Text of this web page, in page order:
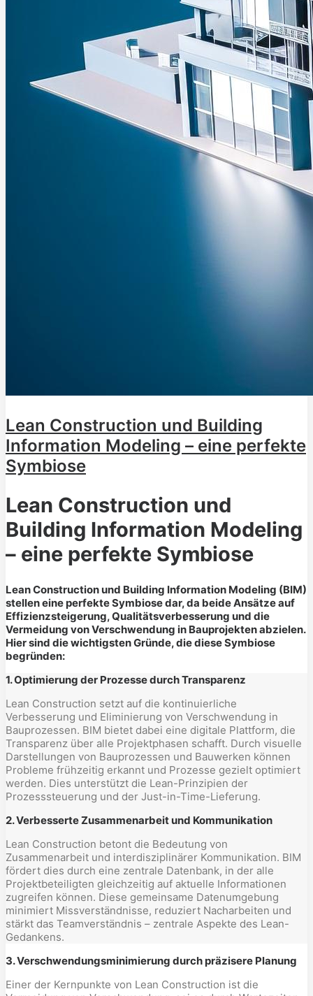
Lean Construction und Building
Information Modeling – eine perfekte
Symbiose
Lean Construction und
Building Information Modeling
– eine perfekte Symbiose
Lean Construction und Building Information Modeling (BIM)
stellen eine perfekte Symbiose dar, da beide Ansätze auf
Effizienzsteigerung, Qualitätsverbesserung und die
Vermeidung von Verschwendung in Bauprojekten abzielen.
Hier sind die wichtigsten Gründe, die diese Symbiose
begründen:
1. Optimierung der Prozesse durch Transparenz
Lean Construction setzt auf die kontinuierliche
Verbesserung und Eliminierung von Verschwendung in
Bauprozessen. BIM bietet dabei eine digitale Plattform, die
Transparenz über alle Projektphasen schafft. Durch visuelle
Darstellungen von Bauprozessen und Bauwerken können
Probleme frühzeitig erkannt und Prozesse gezielt optimiert
werden. Dies unterstützt die Lean-Prinzipien der
Prozesssteuerung und der Just-in-Time-Lieferung.
2. Verbesserte Zusammenarbeit und Kommunikation
Lean Construction betont die Bedeutung von
Zusammenarbeit und interdisziplinärer Kommunikation. BIM
fördert dies durch eine zentrale Datenbank, in der alle
Projektbeteiligten gleichzeitig auf aktuelle Informationen
zugreifen können. Diese gemeinsame Datenumgebung
minimiert Missverständnisse, reduziert Nacharbeiten und
stärkt das Teamverständnis – zentrale Aspekte des Lean-
Gedankens.
3. Verschwendungsminimierung durch präzisere Planung
Einer der Kernpunkte von Lean Construction ist die